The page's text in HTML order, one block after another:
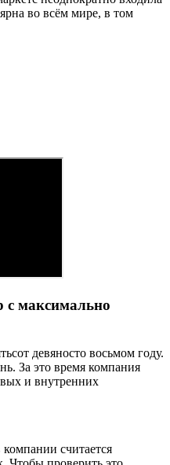
во всём мире, в том
максимально
девяносто восьмом году.
За это время компания
и внутренних
считается